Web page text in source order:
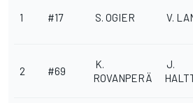
1 #17 S. OGIER V.
2 #69
K.
ROVANPERÄ
J.